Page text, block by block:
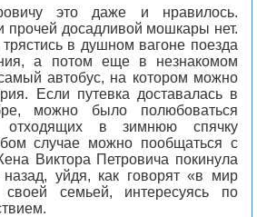
это даже и нравилось.
прочей досадливой мошкары нет.
в душном вагоне поезда
а потом еще в незнакомом
автобус, на котором можно
Если путевка доставалась в
можно было полюбоваться
отходящих в зимнюю спячку
случае можно пообщаться с
Виктора Петровича покинула
назад, уйдя, как говорят «в мир
семьей, интересуясь по